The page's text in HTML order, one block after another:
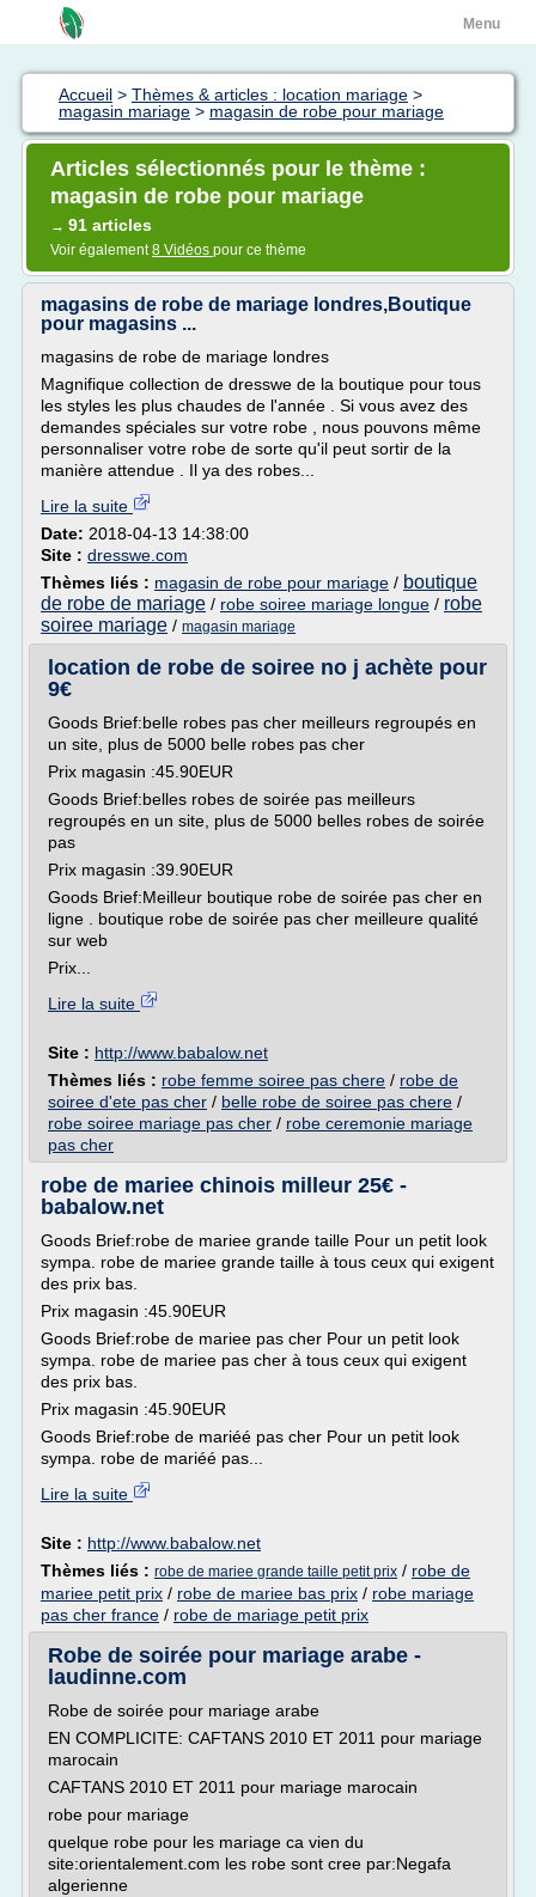
Menu
Accueil > Thèmes & articles : location mariage >
magasin mariage > magasin de robe pour mariage
Articles sélectionnés pour le thème :
magasin de robe pour mariage
→ 91 articles
Voir également8 Vidéos pour ce thème
magasins de robe de mariage londres,Boutique
pour magasins ...
magasins de robe de mariage londres
Magnifique collection de dresswe de la boutique pour tous
les styles les plus chaudes de l'année . Si vous avez des
demandes spéciales sur votre robe , nous pouvons même
personnaliser votre robe de sorte qu'il peut sortir de la
manière attendue . Il ya des robes...
Lire la suite
Date: 2018-04-13 14:38:00
Site : dresswe.com
Thèmes liés : magasin de robe pour mariage / boutique
de robe de mariage / robe soiree mariage longue / robe
soiree mariage / magasin mariage
location de robe de soiree no j achète pour
9€
Goods Brief:belle robes pas cher meilleurs regroupés en
un site, plus de 5000 belle robes pas cher
Prix magasin :45.90EUR
Goods Brief:belles robes de soirée pas meilleurs
regroupés en un site, plus de 5000 belles robes de soirée
pas
Prix magasin :39.90EUR
Goods Brief:Meilleur boutique robe de soirée pas cher en
ligne . boutique robe de soirée pas cher meilleure qualité
sur web
Prix...
Lire la suite
Site : http://www.babalow.net
Thèmes liés : robe femme soiree pas chere / robe de
soiree d'ete pas cher / belle robe de soiree pas chere /
robe soiree mariage pas cher / robe ceremonie mariage
pas cher
robe de mariee chinois milleur 25€ -
babalow.net
Goods Brief:robe de mariee grande taille Pour un petit look
sympa. robe de mariee grande taille à tous ceux qui exigent
des prix bas.
Prix magasin :45.90EUR
Goods Brief:robe de mariee pas cher Pour un petit look
sympa. robe de mariee pas cher à tous ceux qui exigent
des prix bas.
Prix magasin :45.90EUR
Goods Brief:robe de mariéé pas cher Pour un petit look
sympa. robe de mariéé pas...
Lire la suite
Site : http://www.babalow.net
Thèmes liés : robe de mariee grande taille petit prix / robe de
mariee petit prix / robe de mariee bas prix / robe mariage
pas cher france / robe de mariage petit prix
Robe de soirée pour mariage arabe -
laudinne.com
Robe de soirée pour mariage arabe
EN COMPLICITE: CAFTANS 2010 ET 2011 pour mariage
marocain
CAFTANS 2010 ET 2011 pour mariage marocain
robe pour mariage
quelque robe pour les mariage ca vien du
site:orientalement.com les robe sont cree par:Negafa
algerienne